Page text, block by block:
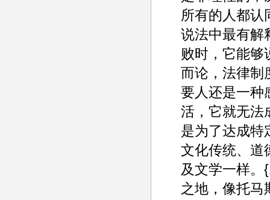
所有的人都认
说法中最有解
败时，它能够
而论，法律制
要人还是一种
活，它就无法
是为了达成特
文化传统、道
及文学一样。
之地，像托马